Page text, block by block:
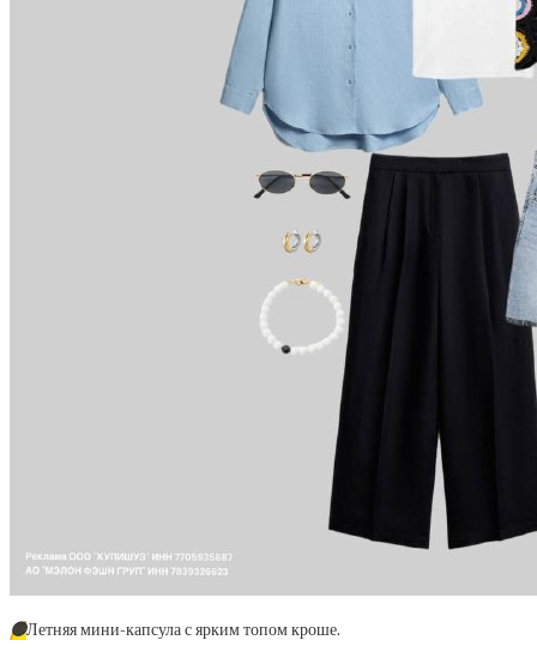
🟡Летняя мини-капсула с ярким топом кроше.